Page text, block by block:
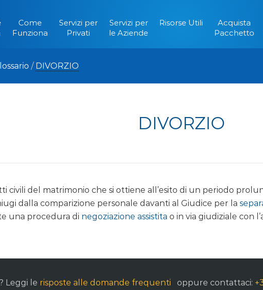
Come
Funziona
Servizi per
Privati
Servizi per
le Aziende
Risorse Utili
Acquista
Pacchetto
/ DIVORZIO
DIVORZIO
civili del matrimonio che si ottiene all’esito di un periodo
dalla comparizione personale davanti al Giudice per la
una procedura di negoziazione assistita o in via giudiziale con
Leggi le risposte alle domande frequenti oppure contattaci: